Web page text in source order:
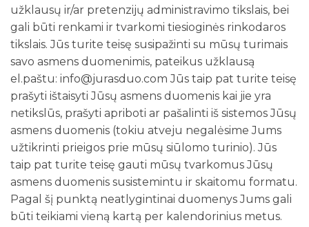
užklausų ir/ar pretenzijų administravimo tikslais, bei
gali būti renkami ir tvarkomi tiesioginės rinkodaros
tikslais. Jūs turite teisę susipažinti su mūsų turimais
savo asmens duomenimis, pateikus užklausą
el.paštu: info@jurasduo.com Jūs taip pat turite teisę
prašyti ištaisyti Jūsų asmens duomenis kai jie yra
netikslūs, prašyti apriboti ar pašalinti iš sistemos Jūsų
asmens duomenis (tokiu atveju negalėsime Jums
užtikrinti prieigos prie mūsų siūlomo turinio). Jūs
taip pat turite teisę gauti mūsų tvarkomus Jūsų
asmens duomenis susistemintu ir skaitomu formatu.
Pagal šį punktą neatlygintinai duomenys Jums gali
būti teikiami vieną kartą per kalendorinius metus.